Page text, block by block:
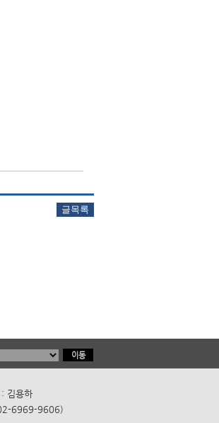
김용하
6969-9606)